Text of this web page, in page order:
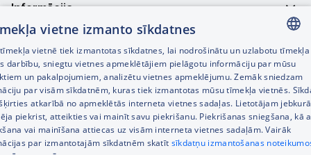
Informācija
Noderīgas saites
LATVIAN
RUSSIAN
ENGLISH
vietne izmanto sīkdatnes
vietnē tiek izmantotas sīkdatnes, lai nodrošinātu un uzlabotu tīmekļa
darbību, sniegtu vietnes apmeklētājiem pielāgotu informāciju par mūsu
un pakalpojumiem, analizētu vietnes apmeklējumu. Zemāk sniedzam
par visām sīkdatnēm, kuras tiek izmantotas mūsu tīmekļa vietnēs.
atkarībā no apmeklētās interneta vietnes sadaļas. Lietotājam
piekrist, atteikties vai mainīt savu piekrišanu. Piekrišanas sniegšana, kā
vai mainīšana attiecas uz visām interneta vietnes sadaļām. Vairāk
par izmantotajām sīkdatnēm skatīt sīkdatņu izmantošanas